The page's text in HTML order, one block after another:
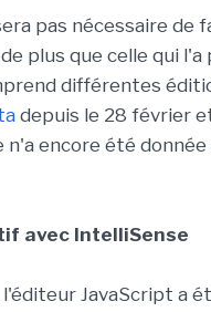
pas nécessaire de
plus que celle qui l'a
différentes
depuis le 28 février
n'a encore été
avec IntelliSense
l'éditeur JavaScript a